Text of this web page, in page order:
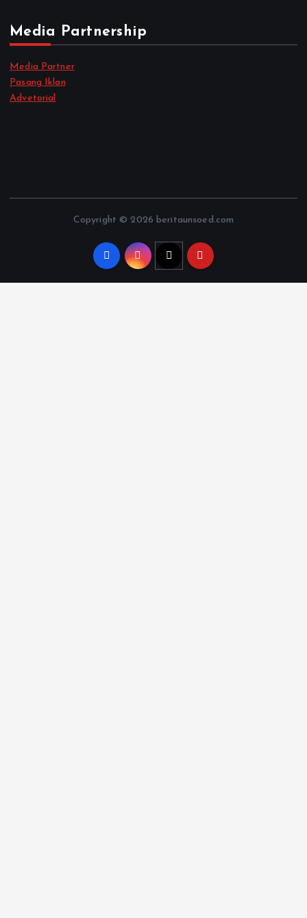
Media Partnership
Media Partner
Pasang Iklan
Advetorial
Copyright © 2026 beritaunsoed.com